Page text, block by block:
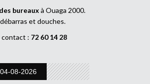
des bureaux à Ouaga 2000.
et douches.
contact : 72 60 14 28
08-2026